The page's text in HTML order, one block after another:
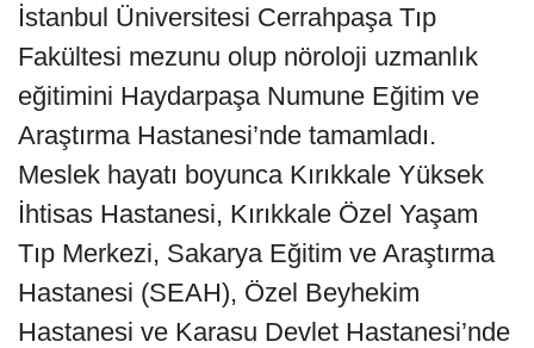
İstanbul Üniversitesi Cerrahpaşa Tıp
Fakültesi mezunu olup nöroloji uzmanlık
eğitimini Haydarpaşa Numune Eğitim ve
Araştırma Hastanesi’nde tamamladı.
Meslek hayatı boyunca Kırıkkale Yüksek
İhtisas Hastanesi, Kırıkkale Özel Yaşam
Tıp Merkezi, Sakarya Eğitim ve Araştırma
Hastanesi (SEAH), Özel Beyhekim
Hastanesi ve Karasu Devlet Hastanesi’nde